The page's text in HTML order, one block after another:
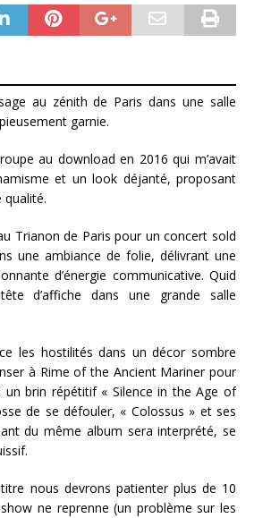
au zénith de Paris dans une salle
garnie.
au download en 2016 qui m’avait
et un look déjanté, proposant
qualité.
Trianon de Paris pour un concert sold
une ambiance de folie, délivrant une
d’énergie communicative. Quid
d’affiche dans une grande salle
les hostilités dans un décor sombre
à Rime of the Ancient Mariner pour
un brin répétitif « Silence in the Age of
de se défouler, « Colossus » et ses
du même album sera interprété, se
nous devrons patienter plus de 10
ne reprenne (un problème sur les